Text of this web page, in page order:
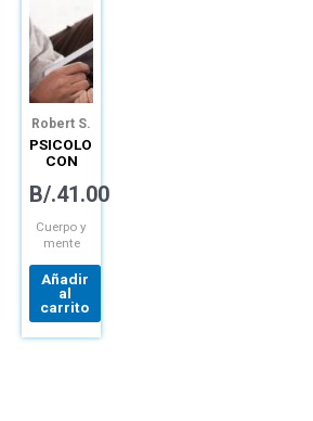
Robert S.
Feldman
PSICOLOGÍA
CON
B/.41.00
Cuerpo y
mente
Añadir
al
carrito